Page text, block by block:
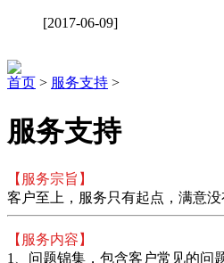
[2017-06-09]
首页 > 服务支持 >
服务支持
【服务宗旨】
客户至上，服务只有起点，满意没
【服务内容】
1、问题锦集，包含客户常见的问